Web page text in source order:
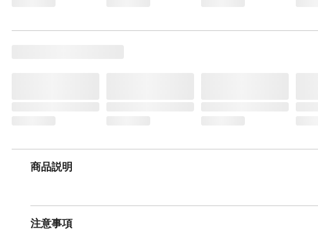
商品説明
注意事項